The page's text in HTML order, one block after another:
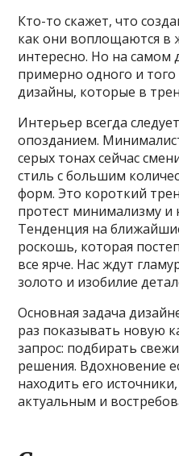
Кто-то скажет, что
как они воплощаются в
интересно. Но на самом
примерно одного и
дизайны, которые в
Интерьер всегда
опозданием.
серых тонах сейчас
стиль с большим
форм. Это короткий
протест минимализму и
Тенденция на
роскошь, которая
все ярче. Нас ждут
золото и изобилие
Основная задача
раз показывать новую
запрос: подбирать
решения. Вдохновение
находить его
актуальным и